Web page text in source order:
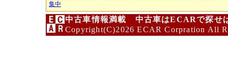
集中
中古車情報満載 中古車はECARで探せ
Copyright(C)2026 ECAR Corpration All